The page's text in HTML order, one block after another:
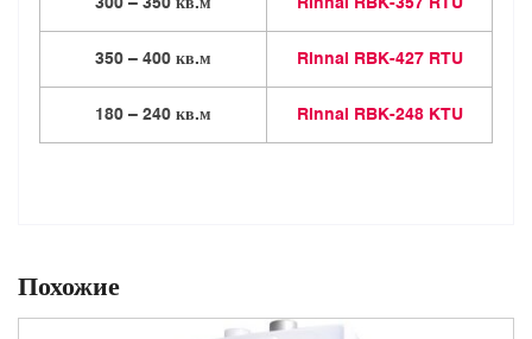
350 – 400 кв.м Rinnai RBK-427 RTU
180 – 240 кв.м Rinnai RBK-248 KTU
Похожие